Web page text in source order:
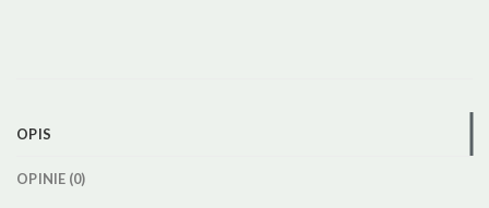
OPIS
OPINIE (0)